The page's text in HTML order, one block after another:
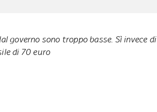
governo sono troppo basse. Sì invece di
di 70 euro